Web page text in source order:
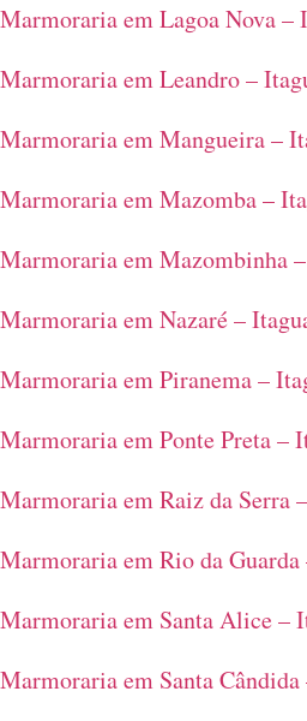
Marmoraria em Lagoa Nova –
Marmoraria em Leandro –
Marmoraria em Mangueira –
Marmoraria em Mazomba –
Marmoraria em Mazombinha
Marmoraria em Nazaré –
Marmoraria em Piranema –
Marmoraria em Ponte Preta –
Marmoraria em Raiz da Serra
Marmoraria em Rio da
Marmoraria em Santa Alice –
Marmoraria em Santa